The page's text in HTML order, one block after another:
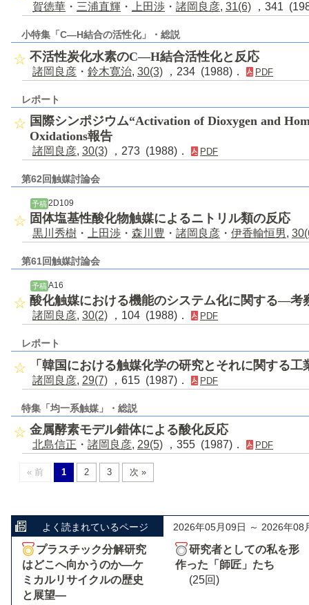
賀徳華 ・ 三浦直輝 ・ 上田渉 ・ 諸岡良彦, 31(6) ，341
小特集「C―H結合の活性化」・総説
不活性炭化水素のC―H結合活性化と反応
諸岡良彦 ・ 鈴木寛治, 30(3) ，234 (1988)． PDF
レポート
国際シンポジウム“Activation of Dioxygen and
Oxidations報告
諸岡良彦, 30(3) ，273 (1988)． PDF
第62回触媒討論会
予稿 2D109
固体塩基性酸化物触媒によるニトリル類の反応
黒川秀樹 ・ 上田渉 ・ 森川豊 ・ 諸岡良彦 ・ 伊香輸恒男,
第61回触媒討論会
予稿A16
酸化触媒における機能のシステム化に関する―考
諸岡良彦, 30(2) ，104 (1988)． PDF
レポート
「韓国における触媒化学の研究とそれに関する
諸岡良彦, 29(7) ，615 (1987)． PDF
特集「均一系触媒」・総説
金属酵素モデル錯体による酸化反応
北島信正 ・ 諸岡良彦, 29(5) ，355 (1987)． PDF
« 前 1 2 3 次 »
よく読まれているページ 2026年05月09日 ～ 2026年08
プラスチック分解研究
はどこへ向かうのか―ケ
ミカルリサイクルの歴史
と展望―
研究者としての私を形
作った「師匠」たち
(25回)